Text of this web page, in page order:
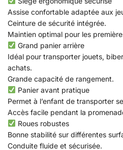
Assise confortable adaptée aux
Ceinture de sécurité intégrée.
Maintien optimal pour les
Grand panier arrière
Idéal pour transporter jouets,
achats.
Grande capacité de rangement.
Panier avant pratique
Permet à l’enfant de transporter
Accès facile pendant la
Roues robustes
Bonne stabilité sur différentes
Conduite fluide et sécurisée.